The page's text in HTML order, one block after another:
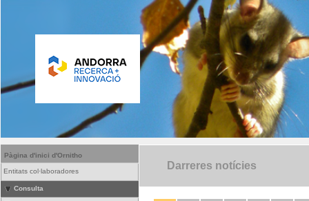
Pàgina d'inici d'Ornitho
Entitats col·laboradores
Consulta
Darreres notícies